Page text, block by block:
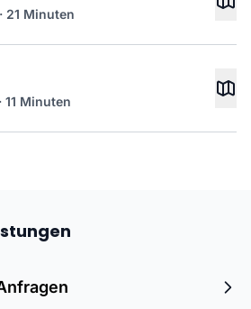
21 Minuten
11 Minuten